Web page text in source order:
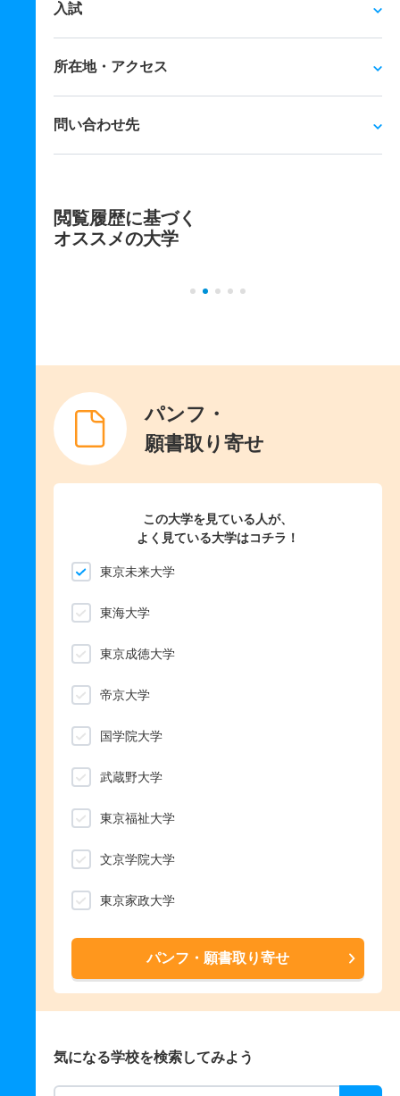
入試
所在地・アクセス
問い合わせ先
閲覧履歴に基づく
オススメの大学
パンフ・
願書取り寄せ
この大学を見ている人が、
よく見ている大学はコチラ！
東京未来大学
東海大学
東京成徳大学
帝京大学
国学院大学
武蔵野大学
東京福祉大学
文京学院大学
東京家政大学
パンフ・願書取り寄せ
気になる学校を検索してみよう